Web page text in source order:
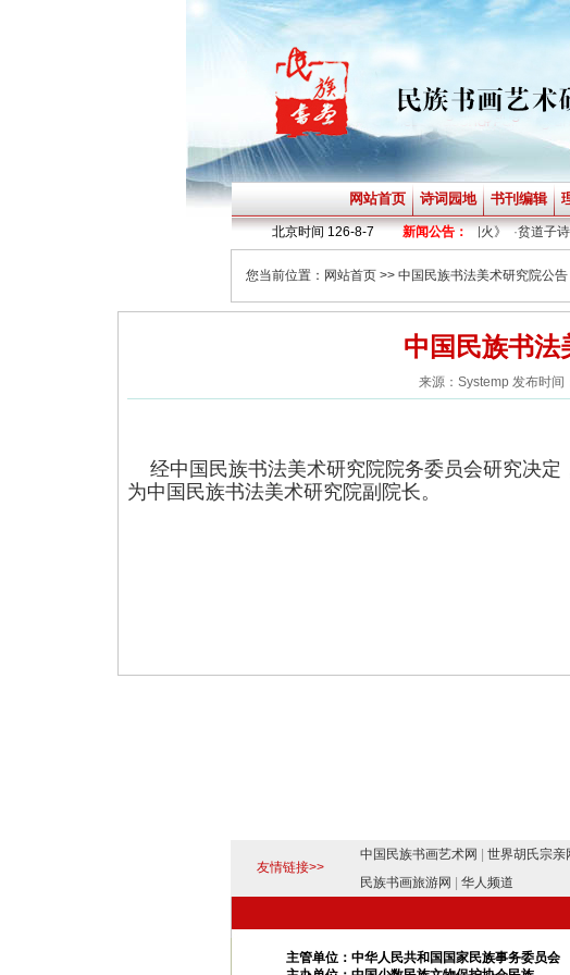
网站首页 诗词园地 书刊编辑
北京时间 126-8-7 新闻公告：
贫道子诗词《神定》·贫道子诗词《烟火》· 贫道子诗
您当前位置： 网站首页 >> 中国民族书法美术研究院公告
中国民族书法
来源：Systemp 发布时
经中国民族书法美术研究院院务委员会研究决
为中国民族书法美术研究院副院长。
友情链接>>
中国民族书画艺术网 世界胡氏宗亲
民族书画旅游网
华人频道
主管单位：中华人民共和国国家民族事务委员会